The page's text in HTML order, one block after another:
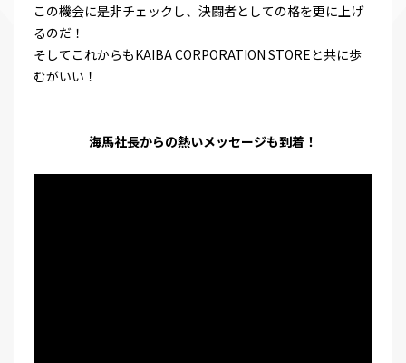
この機会に是非チェックし、決闘者としての格を更に上げ
るのだ！
そしてこれからもKAIBA CORPORATION STOREと共に歩
むがいい！
海馬社長からの熱いメッセージも到着！